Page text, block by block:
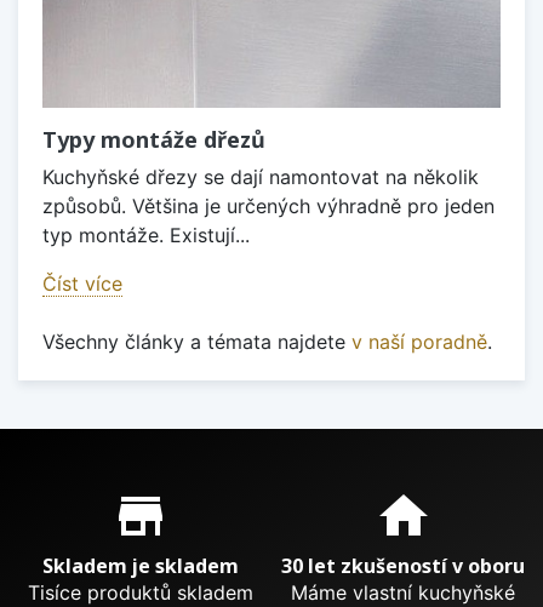
Typy montáže dřezů
Kuchyňské dřezy se dají namontovat na několik
způsobů. Většina je určených výhradně pro jeden
typ montáže. Existují...
Číst více
Všechny články a témata najdete v naší poradně.
Proč nakupovat u nás?
store_mall_directory
Skladem je skladem
Tisíce produktů skladem
home
30 let zkušeností v oboru
Máme vlastní kuchyňské